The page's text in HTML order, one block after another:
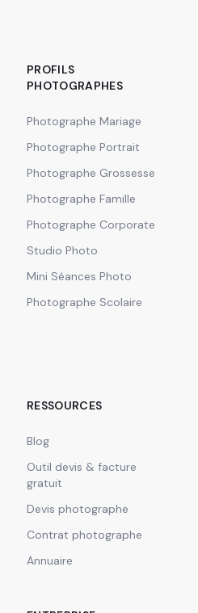
PROFILS
PHOTOGRAPHES
Photographe Mariage
Photographe Portrait
Photographe Grossesse
Photographe Famille
Photographe Corporate
Studio Photo
Mini Séances Photo
Photographe Scolaire
RESSOURCES
Blog
Outil devis & facture
gratuit
Devis photographe
Contrat photographe
Annuaire